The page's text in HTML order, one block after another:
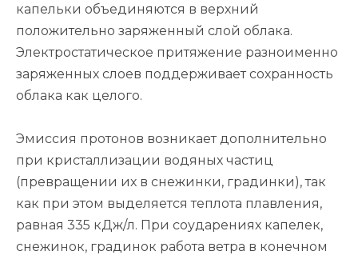
капельки объединяются в верхний
положительно заряженный слой облака.
Электростатическое притяжение разноименно
заряженных слоев поддерживает сохранность
облака как целого.
Эмиссия протонов возникает дополнительно
при кристаллизации водяных частиц
(превращении их в снежинки, градинки), так
как при этом выделяется теплота плавления,
равная 335 кДж/л. При соударениях капелек,
снежинок, градинок работа ветра в конечном